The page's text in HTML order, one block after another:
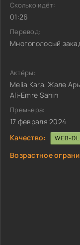
Сколько идёт:
01:26
Перевод:
Многоголосый
Актёры:
Melia Kara, Жале
Ali-Emre Sahin
Премьера:
17 февраля 2024
Качество:
WEB-DL
Возрастное